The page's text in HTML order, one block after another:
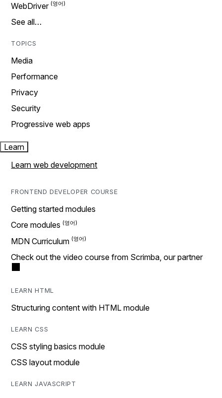
WebDriver
See all…
TOPICS
Media
Performance
Privacy
Security
Progressive web apps
Learn
Learn web development
FRONTEND DEVELOPER COURSE
Getting started modules
Core modules
MDN Curriculum
Check out the video course from Scrimba, our partner
LEARN HTML
Structuring content with HTML module
LEARN CSS
CSS styling basics module
CSS layout module
LEARN JAVASCRIPT